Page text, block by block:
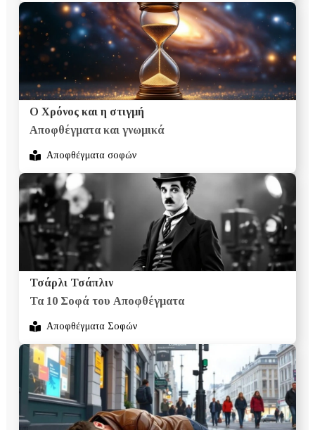
Ο Χρόνος και η στιγμή
Αποφθέγματα και γνωμικά
Αποφθέγματα σοφών
Τσάρλι Τσάπλιν
Τα 10 Σοφά του Αποφθέγματα
Αποφθέγματα Σοφών